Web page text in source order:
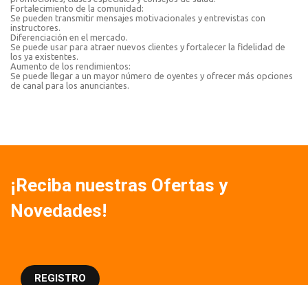
Fortalecimiento de la comunidad:
Se pueden transmitir mensajes motivacionales y entrevistas con
instructores.
Diferenciación en el mercado.
Se puede usar para atraer nuevos clientes y fortalecer la fidelidad de
los ya existentes.
Aumento de los rendimientos:
Se puede llegar a un mayor número de oyentes y ofrecer más opciones
de canal para los anunciantes.
¡Reciba nuestras Ofertas y
Novedades!
REGISTRO